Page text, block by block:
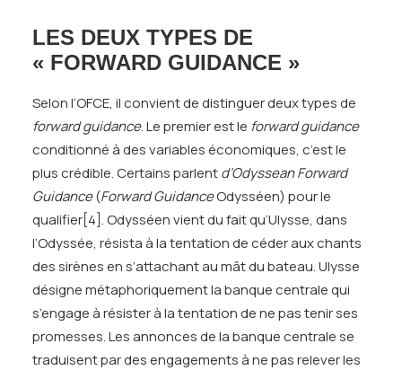
LES DEUX TYPES DE
« FORWARD GUIDANCE »
Selon l’OFCE, il convient de distinguer deux types de
forward guidance. Le premier est le forwardguidance
conditionné à des variables économiques, c’est le
plus crédible. Certains parlentd’Odyssean Forward
Guidance(Forward GuidanceOdysséen) pour le
qualifier[4]. Odysséen vient du fait qu’Ulysse, dans
l’Odyssée, résista à la tentation de céder aux chants
des sirènes en s’attachant au mât du bateau. Ulysse
désigne métaphoriquement la banque centrale qui
s’engage à résister à la tentation de ne pas tenir ses
promesses. Les annonces de la banque centrale se
traduisent par des engagements à ne pas relever les